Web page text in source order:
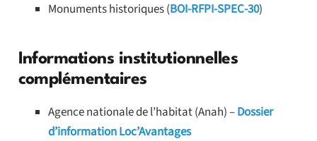
Monuments historiques (BOI-RFPI-SPEC-30)
Informations institutionnelles
complémentaires
Agence nationale de l’habitat (Anah) –Dossier
d’information Loc’Avantages